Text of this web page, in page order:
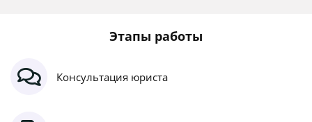
Этапы работы
Консультация юриста